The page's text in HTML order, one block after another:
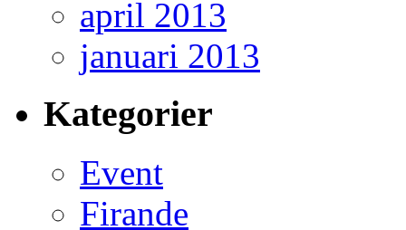
april 2013
januari 2013
Kategorier
Event
Firande